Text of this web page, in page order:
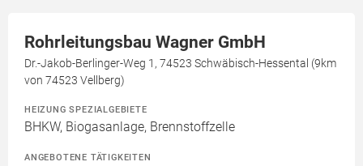
Rohrleitungsbau Wagner GmbH
Dr.-Jakob-Berlinger-Weg 1, 74523 Schwäbisch-Hessental (9km
von 74523 Vellberg)
HEIZUNG SPEZIALGEBIETE
BHKW, Biogasanlage, Brennstoffzelle
ANGEBOTENE TÄTIGKEITEN